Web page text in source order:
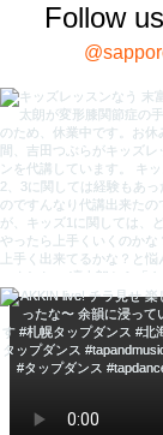
Follow